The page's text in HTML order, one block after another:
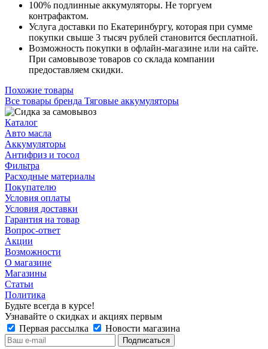
100% подлинные аккумуляторы. Не торгуем
контрафактом.
Услуга доставки по Екатеринбургу, которая при сумме
покупки свыше 3 тысяч рублей становится бесплатной.
Возможность покупки в офлайн-магазине или на сайте.
При самовывозе товаров со склада компании
предоставляем скидки.
Похожие товары
Все товары бренда Тяговые аккумуляторы
Каталог
Авто масла
Аккумуляторы
Антифриз и тосол
Фильтра
Расходные материалы
Покупателю
Условия оплаты
Условия доставки
Гарантия на товар
Вопрос-ответ
Акции
Возможности
О магазине
Магазины
Статьи
Политика
Будьте всегда в курсе!
Узнавайте о скидках и акциях первым
Первая рассылка
Новости магазина